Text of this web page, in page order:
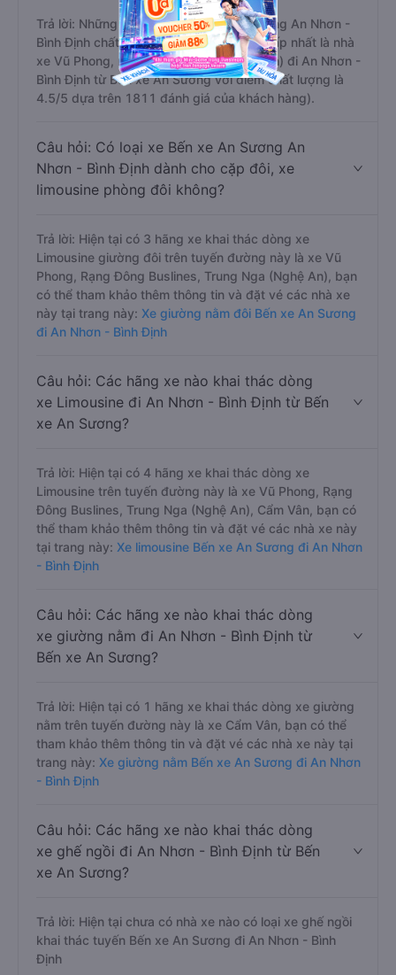
Trả lời: Những hãng xe đi Bến xe An Sương An Nhơn -
Bình Định chất lượng tốt, xuất sắc, cao cấp nhất là nhà
xe Vũ Phong, nhà xe Trung Nga (Nghệ An) đi An Nhơn -
Bình Định từ Bến xe An Sương với điểm chất lượng là
4.5/5 dựa trên 1811 đánh giá của khách hàng).
Câu hỏi: Có loại xe Bến xe An Sương An
Nhơn - Bình Định dành cho cặp đôi, xe
limousine phòng đôi không?
Trả lời: Hiện tại có 3 hãng xe khai thác dòng xe
Limousine giường đôi trên tuyến đường này là xe Vũ
Phong, Rạng Đông Buslines, Trung Nga (Nghệ An), bạn
có thể tham khảo thêm thông tin và đặt vé các nhà xe
này tại trang này: Xe giường nằm đôi Bến xe An Sương
đi An Nhơn - Bình Định
Câu hỏi: Các hãng xe nào khai thác dòng
xe Limousine đi An Nhơn - Bình Định từ Bến
xe An Sương?
Trả lời: Hiện tại có 4 hãng xe khai thác dòng xe
Limousine trên tuyến đường này là xe Vũ Phong, Rạng
Đông Buslines, Trung Nga (Nghệ An), Cẩm Vân, bạn có
thể tham khảo thêm thông tin và đặt vé các nhà xe này
tại trang này: Xe limousine Bến xe An Sương đi An Nhơn
- Bình Định
Câu hỏi: Các hãng xe nào khai thác dòng
xe giường nằm đi An Nhơn - Bình Định từ
Bến xe An Sương?
Trả lời: Hiện tại có 1 hãng xe khai thác dòng xe giường
nằm trên tuyến đường này là xe Cẩm Vân, bạn có thể
tham khảo thêm thông tin và đặt vé các nhà xe này tại
trang này: Xe giường nằm Bến xe An Sương đi An Nhơn
- Bình Định
Câu hỏi: Các hãng xe nào khai thác dòng
xe ghế ngồi đi An Nhơn - Bình Định từ Bến
xe An Sương?
Trả lời: Hiện tại chưa có nhà xe nào có loại xe ghế ngồi
khai thác tuyến Bến xe An Sương đi An Nhơn - Bình
Định